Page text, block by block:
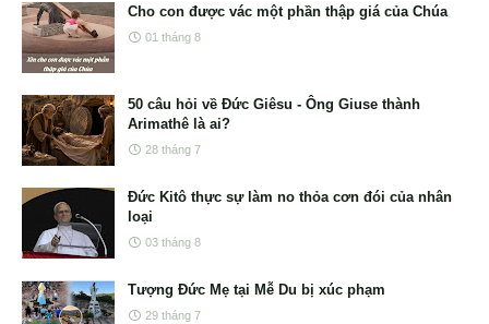
Cho con được vác một phần thập giá của Chúa
01 tháng 8
50 câu hỏi về Đức Giêsu - Ông Giuse thành
Arimathê là ai?
28 tháng 7
Đức Kitô thực sự làm no thỏa cơn đói của nhân
loại
03 tháng 8
Tượng Đức Mẹ tại Mễ Du bị xúc phạm
29 tháng 7